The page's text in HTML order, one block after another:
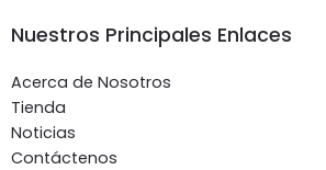
Nuestros Principales Enlaces
Acerca de Nosotros
Tienda
Noticias
Contáctenos